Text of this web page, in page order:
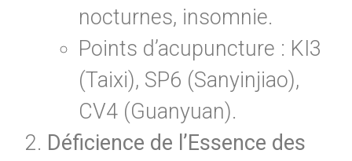
nocturnes, insomnie.
Points d’acupuncture : KI3
(Taixi), SP6 (Sanyinjiao),
CV4 (Guanyuan).
Déficience de l’Essence des